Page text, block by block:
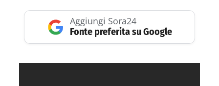
Aggiungi Sora24
Fonte preferita su Google